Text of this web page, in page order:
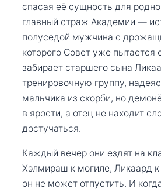
спасая её сущность для
главный страж Академии —
полуседой мужчина с
которого Совет уже пытается
забирает старшего сына
тренировочную группу,
мальчика из скорби, но
в ярости, а отец не находит
достучаться.
Каждый вечер они ездят на
Хэлмираш к могиле, Ликаард
он не может отпустить. И